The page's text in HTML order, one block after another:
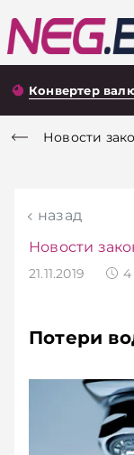
Конвертер
Новости
назад
Новости
21.11.2019 4
Потери